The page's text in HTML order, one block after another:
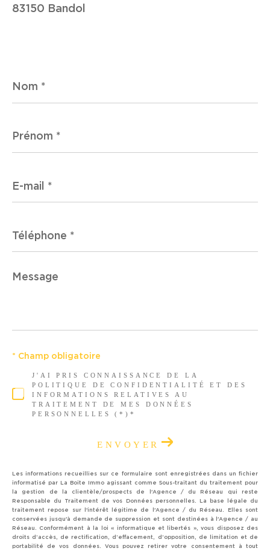
83150 Bandol
*
*
mail
*
Message
*
J'AI PRIS CONNAISSANCE DE LA
POLITIQUE DE CONFIDENTIALITÉ ET DES
INFORMATIONS RELATIVES AU
TRAITEMENT DE MES DONNÉES
PERSONNELLES (*)*
* Champ obligatoire
ENVOYER
Les informations recueillies sur ce formulaire sont enregistrées dans un fichier
informatisé par La Boite Immo agissant comme Sous-traitant du traitement pour
la gestion de la clientèle/prospects de l'Agence / du Réseau qui reste
Responsable du Traitement de vos Données personnelles. La base légale du
traitement repose sur l'intérêt légitime de l'Agence / du Réseau. Elles sont
conservées jusqu'à demande de suppression et sont destinées à l'Agence / au
Réseau. Conformément à la loi « informatique et libertés », vous disposez des
droits d’accès, de rectification, d’effacement, d’opposition, de limitation et de
portabilité de vos données. Vous pouvez retirer votre consentement à tout